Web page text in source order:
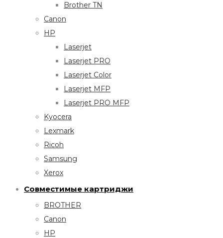
Brother TN
Canon
HP
Laserjet
Laserjet PRO
Laserjet Color
Laserjet MFP
Laserjet PRO MFP
Kyocera
Lexmark
Ricoh
Samsung
Xerox
Совместимые картриджи
BROTHER
Canon
HP